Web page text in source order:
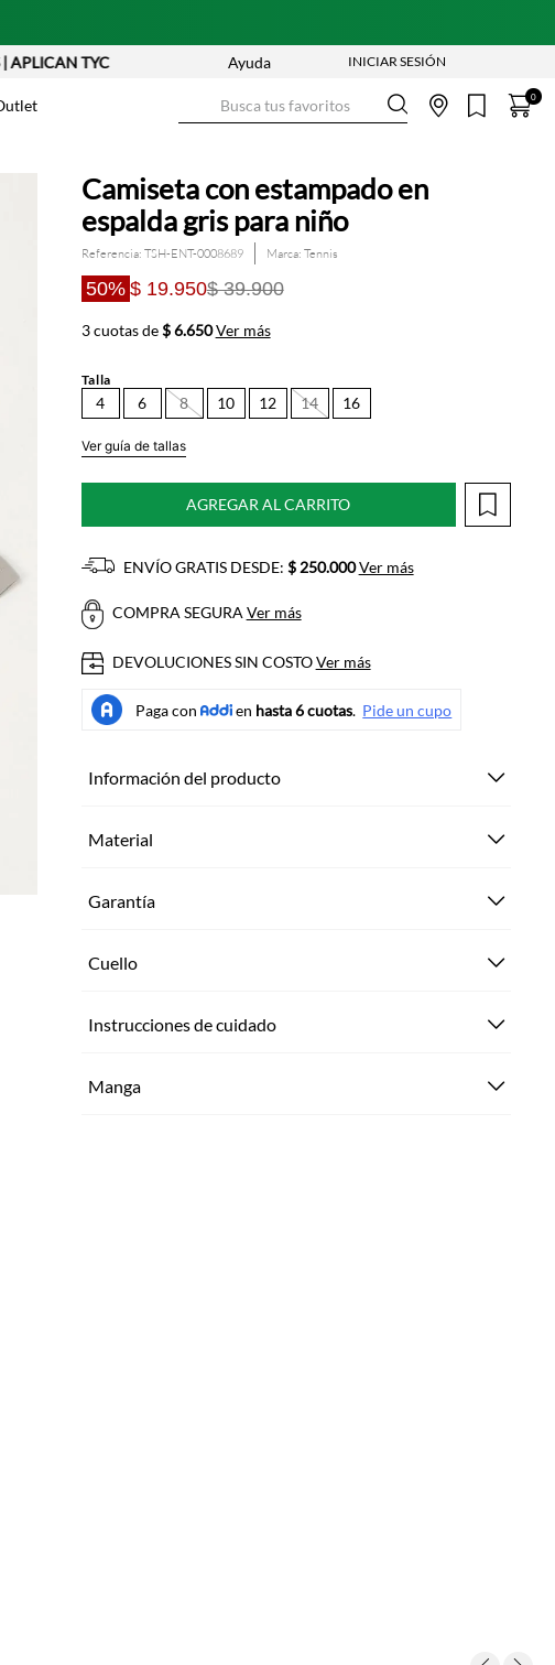
TYC Ayuda
0
Camiseta con estampado en
espalda gris para niño
Referencia: TSH-ENT-0008689 Tennis
50% $ 19.950$ 39.900
3 cuotas de$ 6.650 Ver más
Talla
4 6 8 10 12 14 16
Ver guía de tallas
AGREGAR AL CARRITO
ENVÍO GRATIS DESDE: $ 250.000 Ver más
COMPRA SEGURA Ver más
DEVOLUCIONES SIN COSTOVer más
Información del producto
Material
Garantía
Cuello
Instrucciones de cuidado
Manga